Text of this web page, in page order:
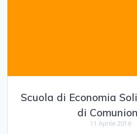
Scuola di Economia
di
11 Aprile 2016